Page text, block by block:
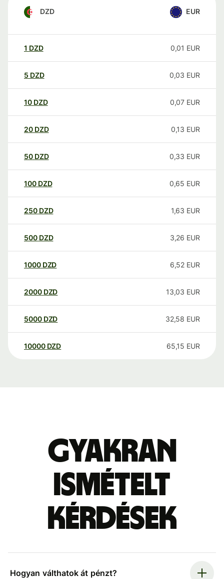
DZD EUR
1 DZD 0,01 EUR
5 DZD 0,03 EUR
10 DZD 0,07 EUR
20 DZD 0,13 EUR
50 DZD 0,33 EUR
100 DZD 0,65 EUR
250 DZD 1,63 EUR
500 DZD 3,26 EUR
1000 DZD 6,52 EUR
2000 DZD 13,03 EUR
5000 DZD 32,58 EUR
10000 DZD 65,15 EUR
Gyakran
ismételt
kérdések
Hogyan válthatok át pénzt?